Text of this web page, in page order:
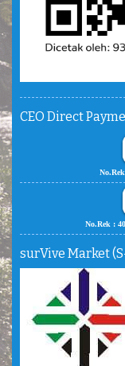
CEO Direct
No.Rek :
surVive Market